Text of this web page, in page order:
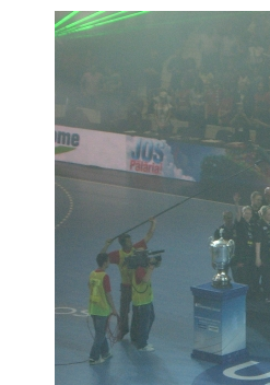
i
n
a
C
o
n
o
de
16